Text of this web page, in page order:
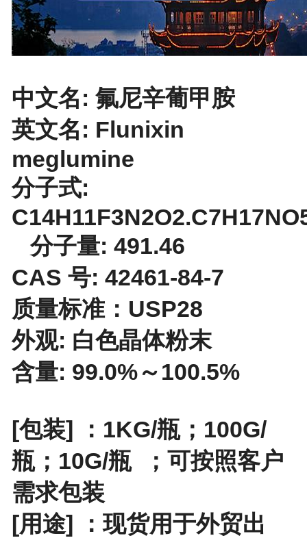
中文名: 氟尼辛葡甲胺
英文名: Flunixin
meglumine
分子式:
分子量: 491.46
CAS 号: 42461-84-7
质量标准：USP28
外观: 白色晶体粉末
含量: 99.0%～100.5%
[包装] ： 1KG/瓶；100G/
瓶；10G/瓶； 可按照客户
需求包装
[用途] ：现货用于外贸出